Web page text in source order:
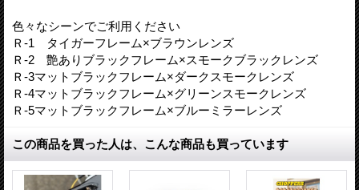
色々なシーンでご利用ください
Ｒ-1 タイガーフレーム×ブラウンレンズ
Ｒ-2 艶ありブラックフレーム×スモークブラックレンズ
Ｒ-3マットブラックフレーム×ダークスモークレンズ
Ｒ-4マットブラックフレーム×グリーンスモークレンズ
Ｒ-5マットブラックフレーム×ブルーミラーレンズ
この商品を買った人は、こんな商品も買っています